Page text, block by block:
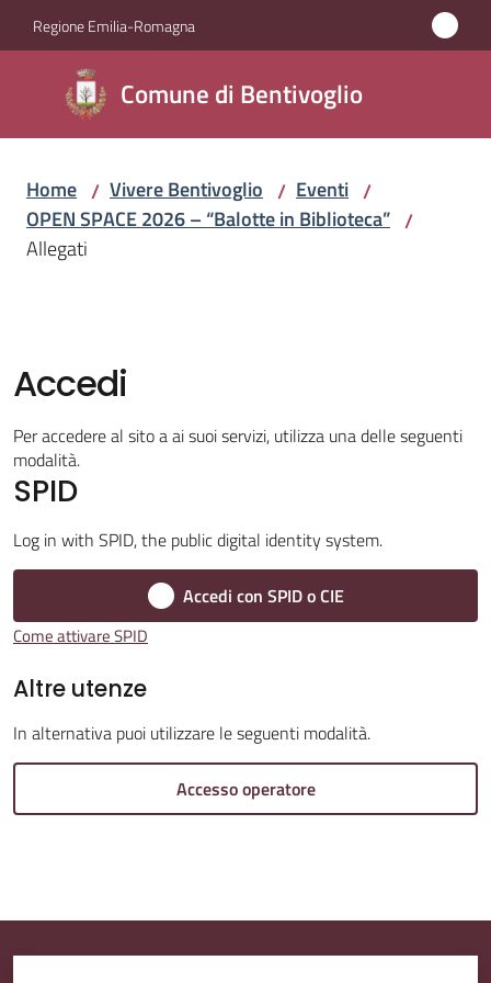
Vai al contenuto
Vai alla navigazione
Vai al footer
Regione Emilia-Romagna
Comune di Bentivoglio
Comune di
Bentivoglio
Amministrazione
Novità
Vivere
Bentivoglio
Menu selezionato
Amministrazione
l
o
r
i
Home / Vivere Bentivoglio / Eventi /
OPEN SPACE 2026 – “Balotte in Biblioteca” /
Allegati
Accedi
Per accedere al sito a ai suoi servizi, utilizza una delle seguenti
modalità.
SPID
Log in with SPID, the public digital identity system.
Accedi con SPID o CIE
Come attivare SPID
Altre utenze
In alternativa puoi utilizzare le seguenti modalità.
Accesso operatore